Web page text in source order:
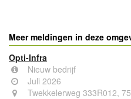
Meer meldingen in deze
Opti-Infra
Nieuw bedrijf
Juli 2026
Twekkelerweg 333R012,